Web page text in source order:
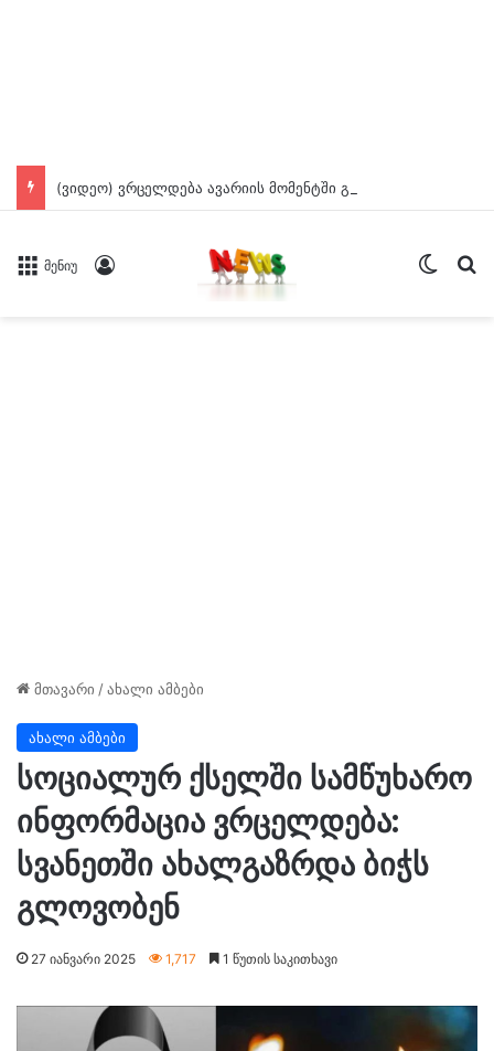
მენიუ
მთავარი /ახალი ამბები
ახალი ამბები
სოციალურ ქსელში სამწუხარო
ინფორმაცია ვრცელდება:
სვანეთში ახალგაზრდა ბიჭს
გლოვობენ
27 იანვარი 2025 1,717 1 წუთის საკითხავი